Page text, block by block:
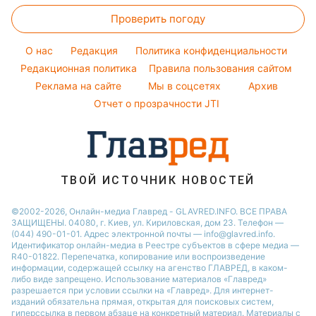
Филипп Киркоров
Елена Зеленская
Ани Лорак
Кейт Миддлтон
Алла Пугачева
Праздничное меню
Комнатные растения
Тарифы
Курс валют
Магнитные бури
Погода на сегодня
Погода на завтра
Пылевая буря
Проверить погоду
O нас Редакция
Политика конфиденциальности
Редакционная политика
Правила пользования сайтом
Реклама на сайте
Мы в соцсетях
Архив
Отчет о прозрачности JTI
ТВОЙ ИСТОЧНИК НОВОСТЕЙ
©2002-2026, Онлайн-медиа Главред - GLAVRED.INFO. ВСЕ ПРАВА
ЗАЩИЩЕНЫ. 04080, г. Киев, ул. Кириловская, дом 23. Телефон —
(044) 490-01-01. Адрес электронной почты — info@glavred.info.
Идентификатор онлайн-медиа в Реестре cубъектов в сфере медиа —
R40-01822. Перепечатка, копирование или воспроизведение
информации, содержащей ссылку на агенство ГЛАВРЕД, в каком-
либо виде запрещено. Использование материалов «Главред»
разрешается при условии ссылки на «Главред». Для интернет-
изданий обязательна прямая, открытая для поисковых систем,
гиперссылка в первом абзаце на конкретный материал. Материалы с